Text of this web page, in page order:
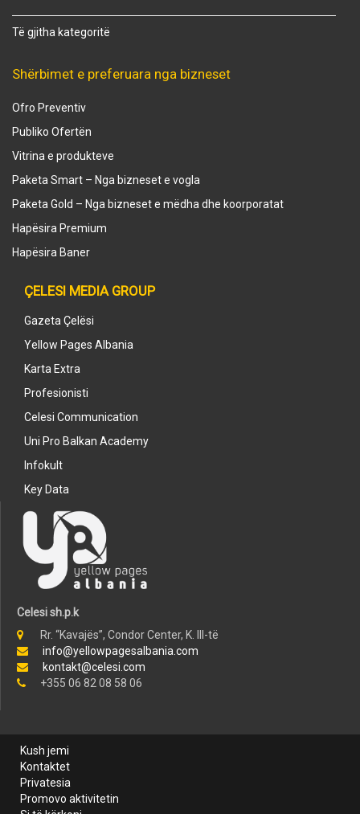
Të gjitha kategoritë
Shërbimet e preferuara nga bizneset
Ofro Preventiv
Publiko Ofertën
Vitrina e produkteve
Paketa Smart – Nga bizneset e vogla
Paketa Gold – Nga bizneset e mëdha dhe koorporatat
Hapësira Premium
Hapësira Baner
ÇELESI MEDIA GROUP
Gazeta Çelësi
Yellow Pages Albania
Karta Extra
Profesionisti
Celesi Communication
Uni Pro Balkan Academy
Infokult
Key Data
Celesi sh.p.k
Rr. “Kavajës”, Condor Center, K. III-të
info@yellowpagesalbania.com
kontakt@celesi.com
+355 06 82 08 58 06
Kush jemi
Kontaktet
Privatesia
Promovo aktivitetin